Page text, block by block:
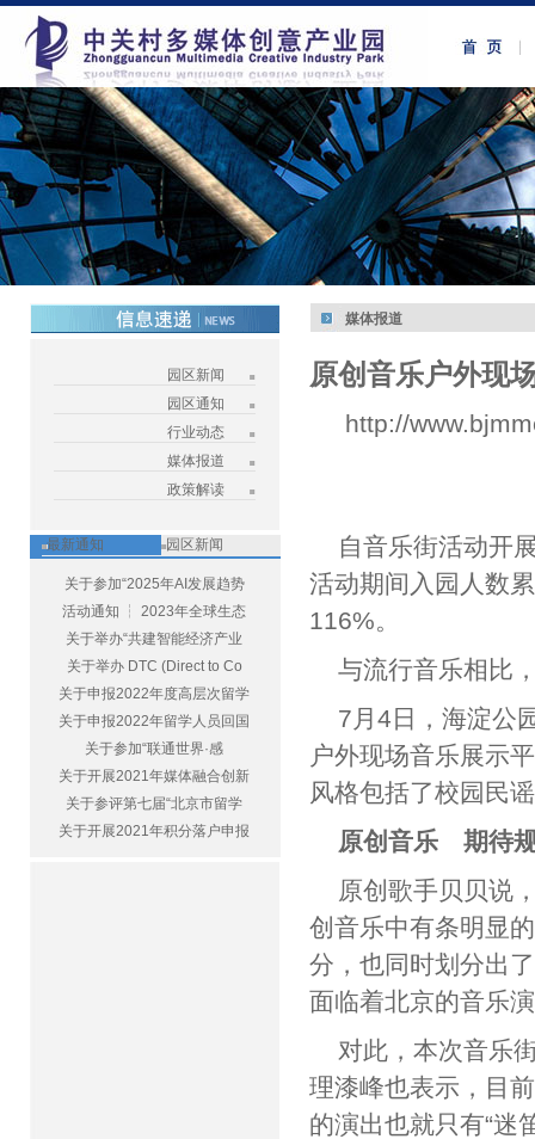
园区新闻
园区通知
行业动态
媒体报道
政策解读
最新通知 园区新闻
关于参加“2025年AI发展趋势
活动通知 ┆ 2023年全球生态
关于举办“共建智能经济产业
关于举办 DTC (Direct to Co
关于申报2022年度高层次留学
关于申报2022年留学人员回国
关于参加“联通世界·感
关于开展2021年媒体融合创新
关于参评第七届“北京市留学
关于开展2021年积分落户申报
媒体报道
原创音乐户外现
http://
自音乐街活动开
活动期间入园人数
116%。
与流行音乐相比
7月4日，海淀公
户外现场音乐展示
风格包括了校园民
原创音乐 期待
原创歌手贝贝说
创音乐中有条明显
分，也同时划分出
面临着北京的音乐
对此，本次音乐
理漆峰也表示，目
的演出也就只有“迷